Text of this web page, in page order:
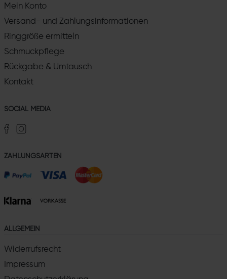
Mein Konto
Versand- und Zahlungsinformationen
Ringgröße ermitteln
Schmuckpflege
Rückgabe & Umtausch
Kontakt
SOCIAL MEDIA
ZAHLUNGSARTEN
ALLGEMEIN
Widerrufsrecht
Impressum